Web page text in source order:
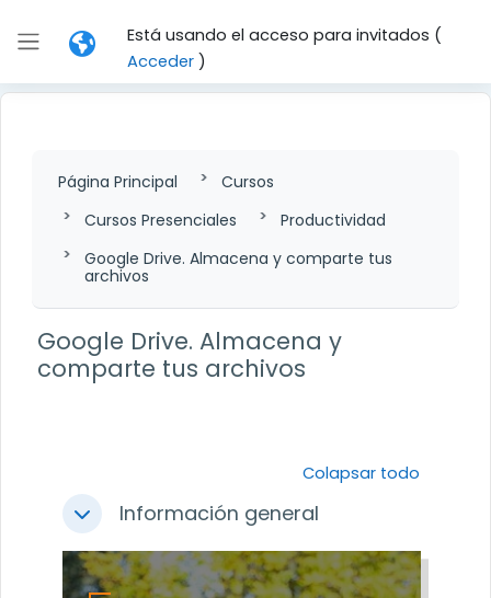
Panel lateral
Está usando el acceso para invitados (
Acceder)
Página Principal
Cursos
Cursos Presenciales
Productividad
Google Drive. Almacena y comparte tus
archivos
Google Drive. Almacena y
comparte tus archivos
ColapsarInformación general
Colapsar todo